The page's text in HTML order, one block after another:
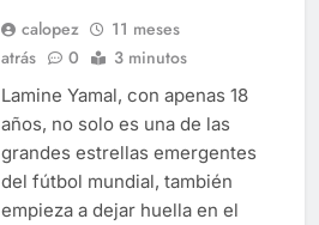
calopez
11 meses
atrás
0 3 minutos
Lamine Yamal, con apenas 18
años, no solo es una de las
grandes estrellas emergentes
del fútbol mundial, también
empieza a dejar huella en el